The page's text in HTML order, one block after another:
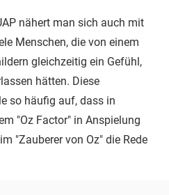
nähert man sich auch mit
Menschen, die von einem
gleichzeitig ein Gefühl,
hätten. Diese
so häufig auf, dass in
"Oz Factor" in Anspielung
"Zauberer von Oz" die Rede